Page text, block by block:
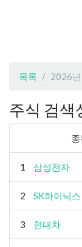
목록 2026
주식 검색
종
1 삼성전자
2 SK하이닉스
3 현대차